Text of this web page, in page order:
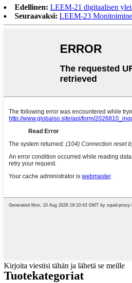
Edellinen: LEEM-21 digitaalisen
Seuraavaksi: LEEM-23
Kirjoita viestisi tähän ja lähetä se meille
Tuotekategoriat